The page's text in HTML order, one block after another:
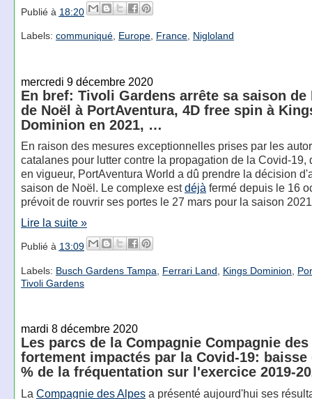
Publié à 18:20
Labels: communiqué, Europe, France, Nigloland
mercredi 9 décembre 2020
En bref: Tivoli Gardens arrête sa saison de
de Noël à PortAventura, 4D free spin à
Dominion en 2021, …
En raison des mesures exceptionnelles prises par les
catalanes pour lutter contre la propagation de la Covid-19,
en vigueur, PortAventura World a dû prendre la décision
saison de Noël. Le complexe estdéjà fermé depuis le 16
prévoit de rouvrir ses portes le 27 mars pour la saison
Lire la suite »
Publié à 13:09
Labels: Busch Gardens Tampa Ferrari Land Kings Dominion
Tivoli Gardens
mardi 8 décembre 2020
Les parcs de la Compagnie Compagnie des
fortement impactés par la Covid-19: baisse
% de la fréquentation sur l'exercice 2019-
La Compagnie des Alpesa présenté aujourd'hui ses